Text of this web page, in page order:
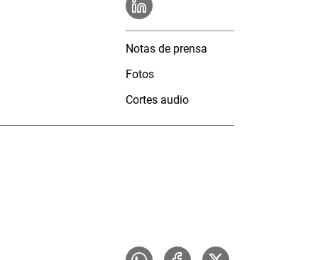
Notas de prensa
Fotos
Cortes audio